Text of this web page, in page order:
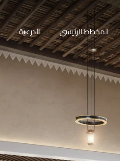
الدرعية المخطط الرئيسي